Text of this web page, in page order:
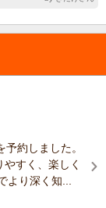
約しました。
すく、楽しく
り深く知...